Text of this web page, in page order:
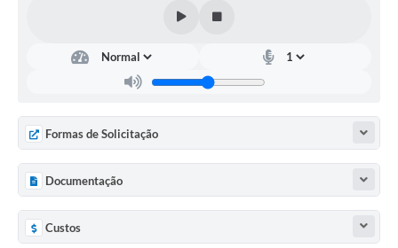
Formas de Solicitação
Documentação
Custos